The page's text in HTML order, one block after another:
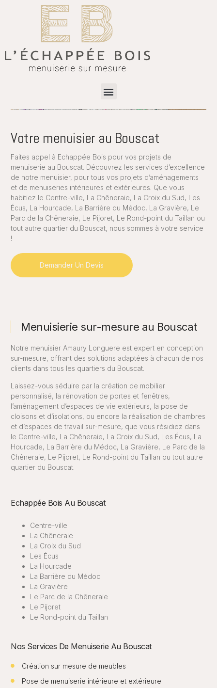
Votre menuisier au Bouscat
Faites appel à Echappée Bois pour vos projets de
menuiserie au Bouscat. Découvrez les services d’excellence
de notre menuisier, pour tous vos projets d’aménagements
et de menuiseries intérieures et extérieures. Que vous
habitiez le Centre-ville, La Chêneraie, La Croix du Sud, Les
Écus, La Hourcade, La Barrière du Médoc, La Gravière, Le
Parc de la Chêneraie, Le Pijoret, Le Rond-point du Taillan ou
tout autre quartier du Bouscat, nous sommes à votre service
!
Demander Un Devis
Menuisierie sur-mesure au Bouscat
Notre menuisier Amaury Longuere est expert en conception
sur-mesure, offrant des solutions adaptées à chacun de nos
clients dans tous les quartiers du Bouscat.
Laissez-vous séduire par la création de mobilier
personnalisé, la rénovation de portes et fenêtres,
l’aménagement d’espaces de vie extérieurs, la pose de
cloisons et d’isolations, ou encore la réalisation de chambres
et d’espaces de travail sur-mesure, que vous résidiez dans
le Centre-ville, La Chêneraie, La Croix du Sud, Les Écus, La
Hourcade, La Barrière du Médoc, La Gravière, Le Parc de la
Chêneraie, Le Pijoret, Le Rond-point du Taillan ou tout autre
quartier du Bouscat.
Echappée Bois Au Bouscat
Centre-ville
La Chêneraie
La Croix du Sud
Les Écus
La Hourcade
La Barrière du Médoc
La Gravière
Le Parc de la Chêneraie
Le Pijoret
Le Rond-point du Taillan
Nos Services De Menuiserie Au Bouscat
Création sur mesure de meubles
Pose de menuiserie intérieure et extérieure